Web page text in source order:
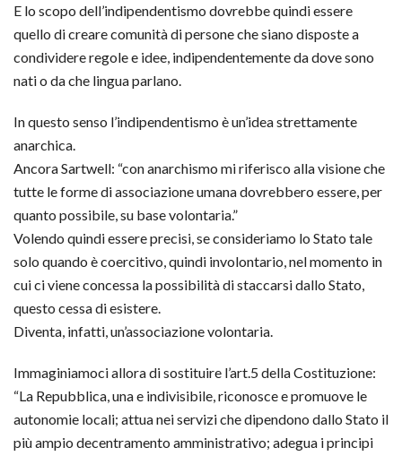
E lo scopo dell’indipendentismo dovrebbe quindi essere
quello di creare comunità di persone che siano disposte a
condividere regole e idee, indipendentemente da dove sono
nati o da che lingua parlano.
In questo senso l’indipendentismo è un’idea strettamente
anarchica.
Ancora Sartwell: “con anarchismo mi riferisco alla visione che
tutte le forme di associazione umana dovrebbero essere, per
quanto possibile, su base volontaria.”
Volendo quindi essere precisi, se consideriamo lo Stato tale
solo quando è coercitivo, quindi involontario, nel momento in
cui ci viene concessa la possibilità di staccarsi dallo Stato,
questo cessa di esistere.
Diventa, infatti, un’associazione volontaria.
Immaginiamoci allora di sostituire l’art.5 della Costituzione:
“La Repubblica, una e indivisibile, riconosce e promuove le
autonomie locali; attua nei servizi che dipendono dallo Stato il
più ampio decentramento amministrativo; adegua i principi